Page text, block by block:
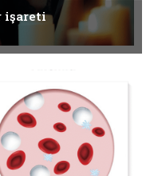
işareti